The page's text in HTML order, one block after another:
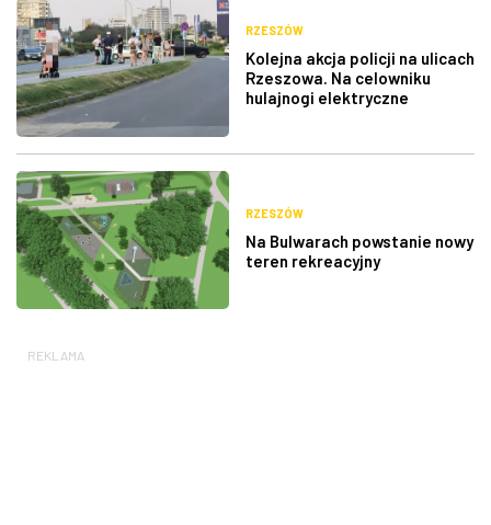
RZESZÓW
Kolejna akcja policji na ulicach
Rzeszowa. Na celowniku
hulajnogi elektryczne
RZESZÓW
Na Bulwarach powstanie nowy
teren rekreacyjny
REKLAMA